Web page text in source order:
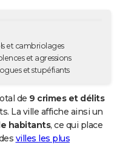
et cambriolages
et agressions
et stupéfiants
de 9 crimes et délits
La ville affiche ainsi un
habitants, ce qui place
villes les plus